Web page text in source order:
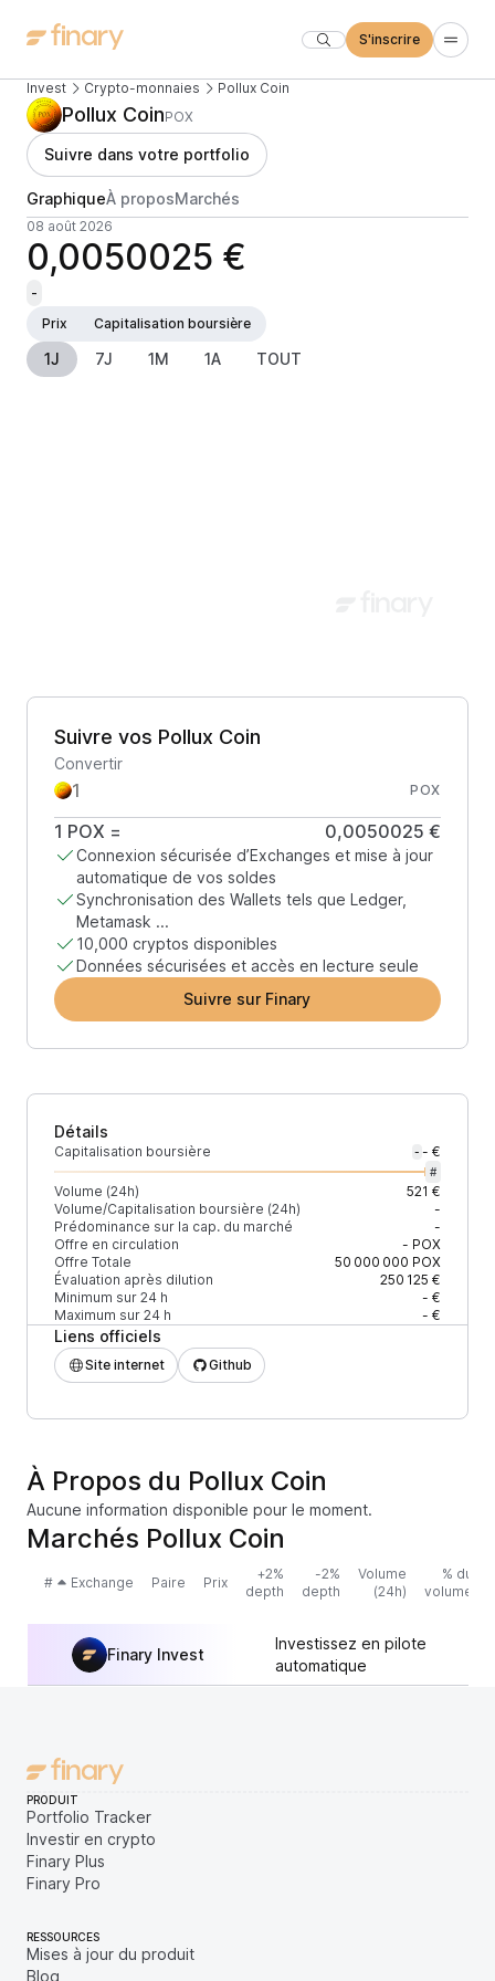
S'inscrire
Invest Crypto-monnaies Pollux Coin
Pollux CoinPOX
Suivre dans votre portfolio
GraphiqueÀ proposMarchés
08 août 2026
0,0050025 €
-
Prix
Capitalisation boursière
1J 7J 1M 1A TOUT
Suivre vos Pollux Coin
Convertir
POX
1 POX = 0,0050025 €
Connexion sécurisée d’Exchanges et mise à jour
automatique de vos soldes
Synchronisation des Wallets tels que Ledger,
Metamask ...
10,000 cryptos disponibles
Données sécurisées et accès en lecture seule
Suivre sur Finary
Détails
Capitalisation boursière - - €
#
Volume (24h)
521 €
Volume/Capitalisation boursière (24h)
-
Prédominance sur la cap. du marché
-
Offre en circulation
- POX
Offre Totale
50 000 000 POX
Évaluation après dilution
250 125 €
Minimum sur 24 h
- €
Maximum sur 24 h
- €
Liens officiels
Site internet Github
À Propos du Pollux Coin
Aucune information disponible pour le moment.
Marchés Pollux Coin
# Exchange Paire Prix
+2%
depth
-2%
depth
Volume
(24h)
% du
volume
Finary Invest
Investissez en pilote
automatique
PRODUIT
Portfolio Tracker
Investir en crypto
Finary Plus
Finary Pro
RESSOURCES
Mises à jour du produit
Blog